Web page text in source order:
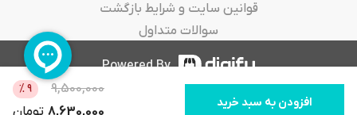
افزودن به سبد خرید
9,500,000
9
%
8,630,000 تومان
قوانین سایت و شرایط بازگشت
سوالات متداول
Powered By